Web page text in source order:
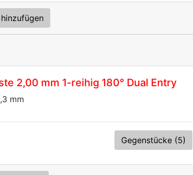
2,00 mm 1-reihig 180° Dual Entry
mm
Gegenstücke (5)